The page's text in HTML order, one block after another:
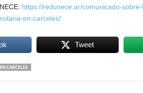
https://redunece.ar/comunicado-
en-carceles/
Tweet
CARCELES